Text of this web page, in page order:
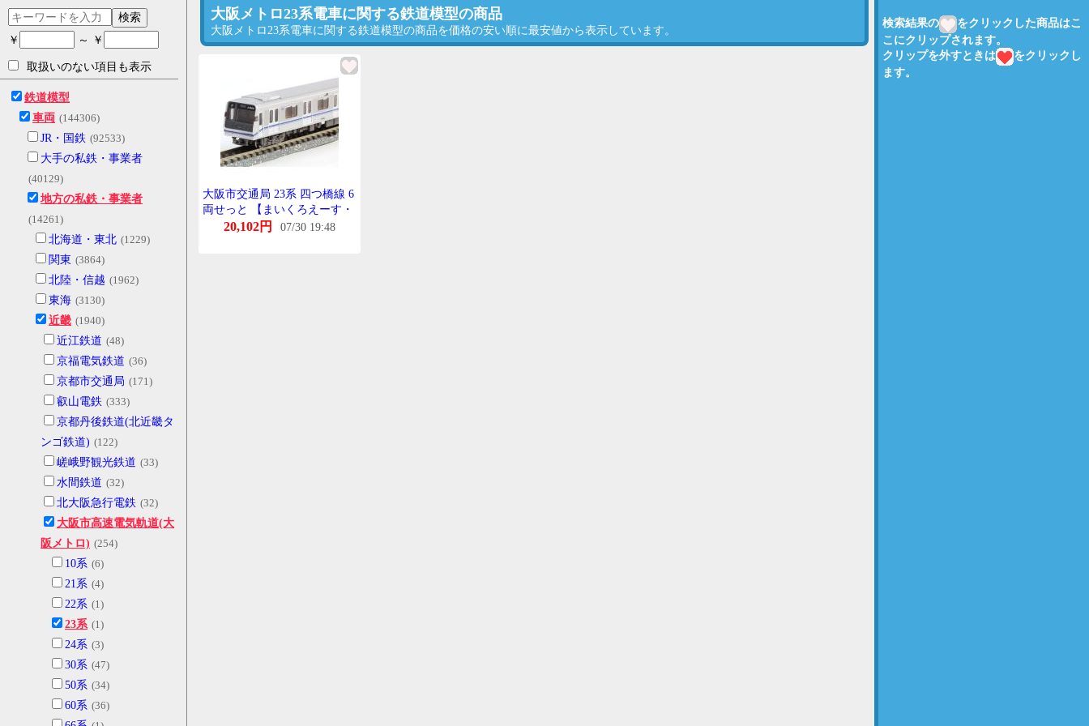
検索
￥ ～ ￥
取扱いのない項目も表示
鉄道模型
車両 (144306)
JR・国鉄 (92533)
大手の私鉄・事業者
(40129)
地方の私鉄・事業者
(14261)
北海道・東北 (1229)
関東 (3864)
北陸・信越 (1962)
東海 (3130)
近畿 (1940)
近江鉄道 (48)
京福電気鉄道 (36)
京都市交通局 (171)
叡山電鉄 (333)
京都丹後鉄道(北近畿タ
ンゴ鉄道) (122)
嵯峨野観光鉄道 (33)
水間鉄道 (32)
北大阪急行電鉄 (32)
大阪市高速電気軌道(大
阪メトロ) (254)
10系 (6)
21系 (4)
22系 (1)
23系 (1)
24系 (3)
30系 (47)
50系 (34)
60系 (36)
検索結果の
をクリックした商品はこ
こにクリップされます。
クリップを外すときは
をクリックし
ます。
大阪メトロ23系電車に関する鉄道模型の商品
大阪メトロ23系電車に関する鉄道模型の商品を価格の安い順に最安値から表示しています。
大阪市交通局 23系 四つ橋線 6
両せっと 【まいくろえーす・
A5130】
20,102円 07/30 19:48